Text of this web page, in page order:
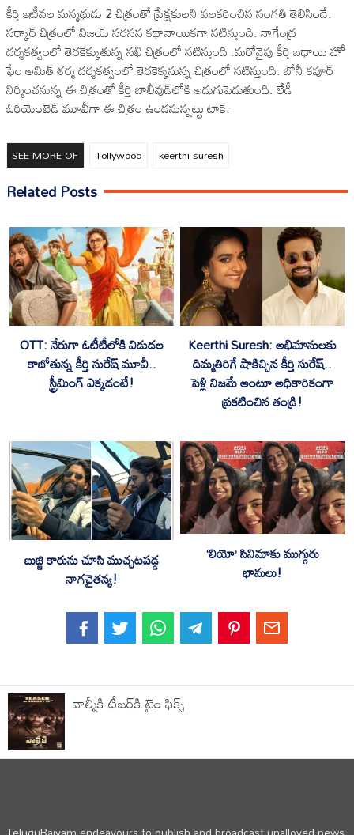
కీర్తి ఇటీవ‌ల మ‌న్మ‌థుడు 2 చిత్రంతో ప్రేక్ష‌కుల‌ని ప‌ల‌క‌రించిన సంగ‌తి తెలిసిందే.
స‌ర్కార్ చిత్రంలో విజ‌య్ స‌ర‌స‌న క‌థానాయిక‌గా న‌టిస్తుంది. నాగేంద్ర
ద‌ర్శ‌క‌త్వంలో తెర‌కెక్కుతున్న స‌ఖి చిత్రంలో న‌టిస్తుంది .మ‌రోవైపు కీర్తి బ‌ధాయి హో
ఫేం అమిత్ శ‌ర్మ ద‌ర్శ‌క‌త్వంలో తెర‌కెక్క‌నున్న చిత్రంలో న‌టిస్తుంది. బోనీ కపూర్
నిర్మించ‌నున్న ఈ చిత్రంతో కీర్తి బాలీవుడ్‌లోకి అడుగుపెడుతుంది. లేడీ
ఓరియెంటెడ్ మూవీగా ఈ చిత్రం ఉండ‌నున్న‌ట్టు టాక్.
SEE MORE OF Tollywood keerthi suresh
Related Posts
OTT: నేరుగా ఓటీటీలోకి విడుదల
కాబోతున్న కీర్తి సురేష్ మూవీ..
స్ట్రీమింగ్ ఎక్కడంటే!
Keerthi Suresh: అభిమానులకు
దిమ్మతిరిగే షాకిచ్చిన కీర్తి సురేష్..
పెళ్లి నిజమే అంటూ అధికారికంగా
ప్రకటించిన తండ్రి!
బుజ్జి కారును చూసి ముచ్చటపడ్డ
నాగచైతన్య!
‘లియో’ సినిమాకు ముగ్గురు
భామలు!
వాల్మీకి టీజ‌ర్‌కి టైం ఫిక్స్